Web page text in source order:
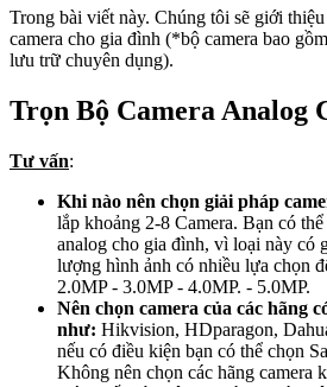
Trong bài viết này. Chúng tôi sẽ giới
camera cho gia đình (*bộ camera bao
lưu trữ chuyên dụng).
Trọn Bộ Camera Analog
Tư vấn:
Khi nào nên chọn giải pháp
lắp khoảng 2-8 Camera. Bạn có
analog cho gia đình, vì loại này có
lượng hình ảnh có nhiều lựa chọn
2.0MP - 3.0MP - 4.0MP. - 5.0MP.
Nên chọn camera của các hãng
như: Hikvision, HDparagon,
nếu có điều kiện bạn có thể chọn
Không nên chọn các hãng camera